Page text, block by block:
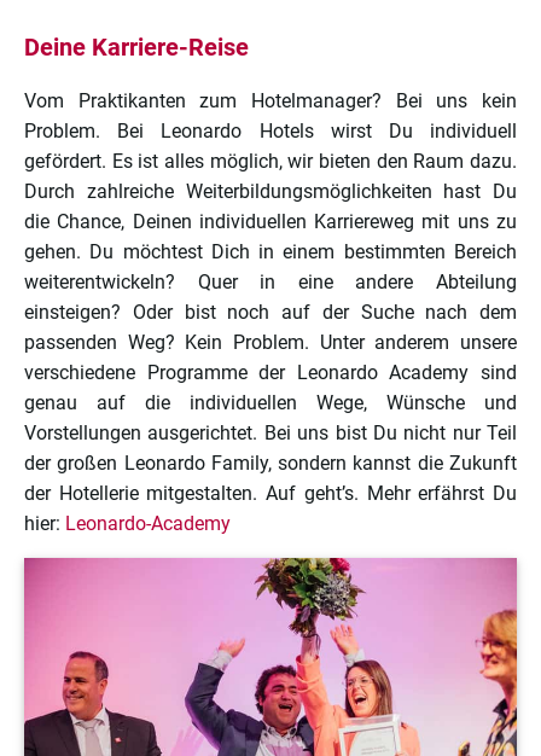
Deine Karriere-Reise
Vom Praktikanten zum Hotelmanager? Bei uns kein
Problem. Bei Leonardo Hotels wirst Du individuell
gefördert. Es ist alles möglich, wir bieten den Raum dazu.
Durch zahlreiche Weiterbildungsmöglichkeiten hast Du
die Chance, Deinen individuellen Karriereweg mit uns zu
gehen. Du möchtest Dich in einem bestimmten Bereich
weiterentwickeln? Quer in eine andere Abteilung
einsteigen? Oder bist noch auf der Suche nach dem
passenden Weg? Kein Problem. Unter anderem unsere
verschiedene Programme der Leonardo Academy sind
genau auf die individuellen Wege, Wünsche und
Vorstellungen ausgerichtet. Bei uns bist Du nicht nur Teil
der großen Leonardo Family, sondern kannst die Zukunft
der Hotellerie mitgestalten. Auf geht’s. Mehr erfährst Du
hier: Leonardo-Academy